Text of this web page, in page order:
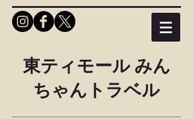
東ティモール みん
ちゃんトラベル